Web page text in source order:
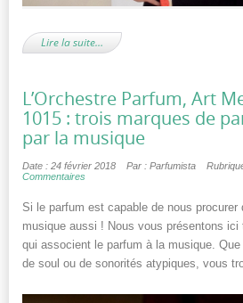
Lire la suite…
L’Orchestre Parfum, Art
1015 : trois marques de
par la musique
Date : 24 février 2018 Par : Parfumista
Commentaires
Si le parfum est capable de nous
musique aussi ! Nous vous présentons ici
qui associent le parfum à la musique.
de soul ou de sonorités atypiques, vous